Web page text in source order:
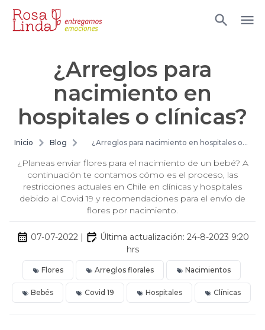
¿Arreglos para
nacimiento en
hospitales o clínicas?
Inicio Blog
¿Arreglos para nacimiento en hospitales o
¿Planeas enviar flores para el nacimiento de un bebé? A
continuación te contamos cómo es el proceso, las
restricciones actuales en Chile en clínicas y hospitales
debido al Covid 19 y recomendaciones para el envío de
flores por nacimiento.
07-07-2022| Última actualización: 24-8-2023 9:20
hrs
Flores Arreglos florales Nacimientos
Bebés Covid 19 Hospitales Clínicas